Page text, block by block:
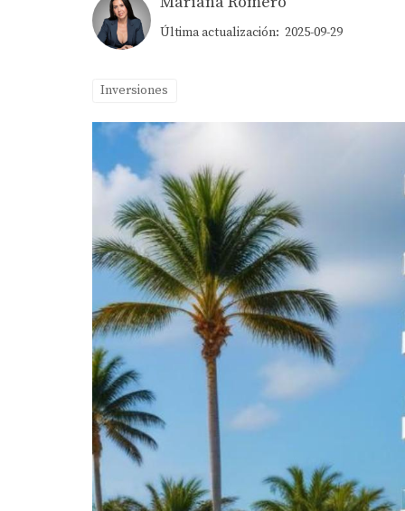
Última actualización: 2025-09-29
Inversiones